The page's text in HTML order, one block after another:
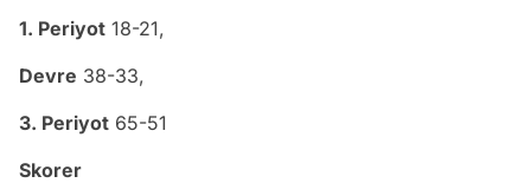
1. Periyot 18-21,
Devre 38-33,
3. Periyot 65-51
Skorer